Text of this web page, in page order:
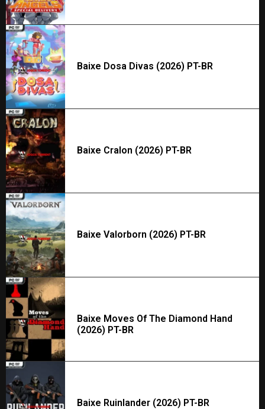
Baixe Dosa Divas (2026) PT-BR
Baixe Cralon (2026) PT-BR
Baixe Valorborn (2026) PT-BR
Baixe Moves Of The Diamond Hand
(2026) PT-BR
Baixe Ruinlander (2026) PT-BR